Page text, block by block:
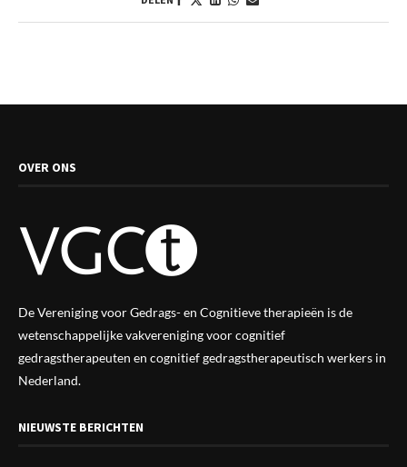
OVER ONS
De Vereniging voor Gedrags- en Cognitieve therapieën is de
wetenschappelijke vakverenigingvoor cognitief
gedragstherapeuten en cognitief gedragstherapeutisch werkers in
Nederland.
NIEUWSTE BERICHTEN